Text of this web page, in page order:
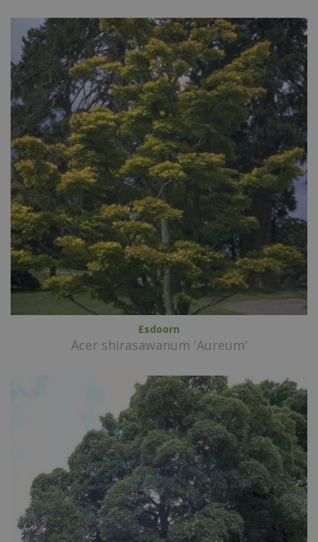
Esdoorn
Acer shirasawanum 'Aureum'